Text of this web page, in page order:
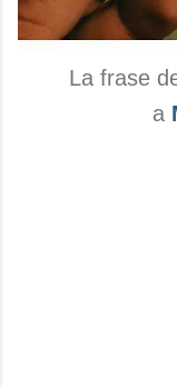
La frase
a